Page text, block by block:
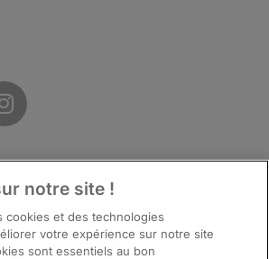
notre site !
cookies et des technologies
votre expérience sur notre site
sont essentiels au bon